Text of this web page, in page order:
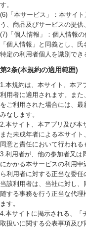
す。
(6)「本サービス」：本サイ
う、商品及びサービスの提供
(7)「個人情報」：個人情報
「個人情報」と同義とし、
特定の利用者個人を識別でき
第2条(本規約の適用範囲)
1.本規約は、本サイト、本ア
利用者に適用されます。ま
をご利用された場合には、
みなします。
2.本サイト、本アプリ及び本
また未成年者による本サイ
同意と責任において行われる
3.利用者が、他の参加者又は
にかかる本サービスの利用
ら利用者に対する正当な委任
当該利用者は、当社に対し
随する事務を行う正当な代
ます。
4.本サイトに掲示される、「
取扱いに関する公表事項及